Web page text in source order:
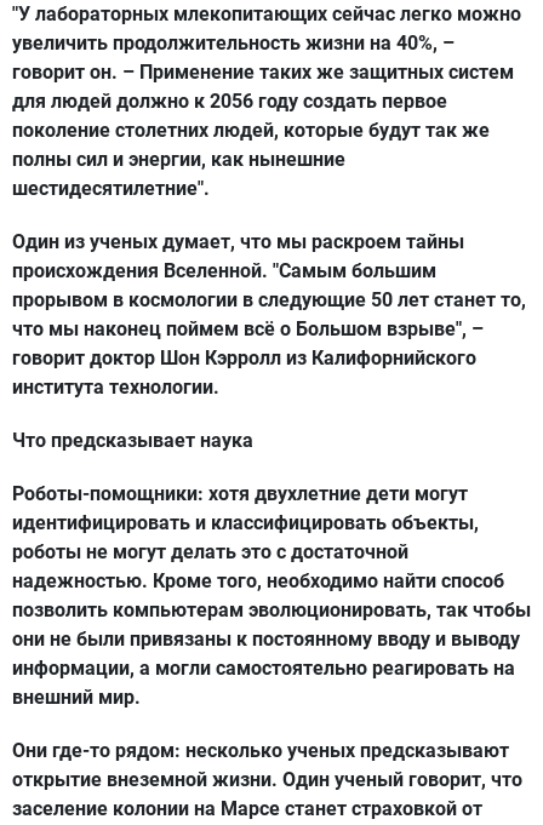
"У лабораторных млекопитающих сейчас легко можно
увеличить продолжительность жизни на 40%, –
говорит он. – Применение таких же защитных систем
для людей должно к 2056 году создать первое
поколение столетних людей, которые будут так же
полны сил и энергии, как нынешние
шестидесятилетние".
Один из ученых думает, что мы раскроем тайны
происхождения Вселенной. "Самым большим
прорывом в космологии в следующие 50 лет станет то,
что мы наконец поймем всё о Большом взрыве", –
говорит доктор Шон Кэрролл из Калифорнийского
института технологии.
Что предсказывает наука
Роботы-помощники: хотя двухлетние дети могут
идентифицировать и классифицировать объекты,
роботы не могут делать это с достаточной
надежностью. Кроме того, необходимо найти способ
позволить компьютерам эволюционировать, так чтобы
они не были привязаны к постоянному вводу и выводу
информации, а могли самостоятельно реагировать на
внешний мир.
Они где-то рядом: несколько ученых предсказывают
открытие внеземной жизни. Один ученый говорит, что
заселение колонии на Марсе станет страховкой от